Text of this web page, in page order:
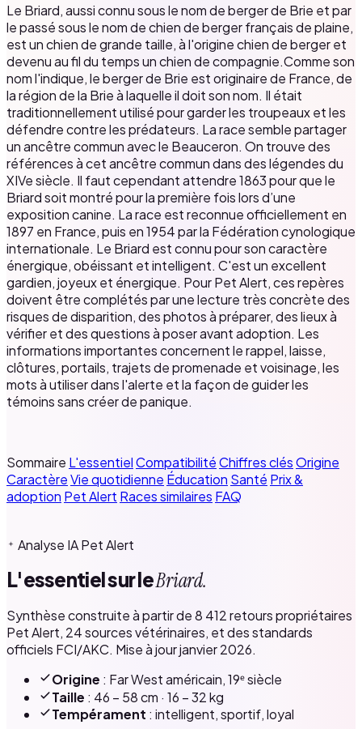
Le Briard, aussi connu sous le nom de berger de Brie et par
le passé sous le nom de chien de berger français de plaine,
est un chien de grande taille, à l'origine chien de berger et
devenu au fil du temps un chien de compagnie.Comme son
nom l'indique, le berger de Brie est originaire de France, de
la région de la Brie à laquelle il doit son nom. Il était
traditionnellement utilisé pour garder les troupeaux et les
défendre contre les prédateurs. La race semble partager
un ancêtre commun avec le Beauceron. On trouve des
références à cet ancêtre commun dans des légendes du
XIVe siècle. Il faut cependant attendre 1863 pour que le
Briard soit montré pour la première fois lors d’une
exposition canine. La race est reconnue officiellement en
1897 en France, puis en 1954 par la Fédération cynologique
internationale. Le Briard est connu pour son caractère
énergique, obéissant et intelligent. C'est un excellent
gardien, joyeux et énergique. Pour Pet Alert, ces repères
doivent être complétés par une lecture très concrète des
risques de disparition, des photos à préparer, des lieux à
vérifier et des questions à poser avant adoption. Les
informations importantes concernent le rappel, laisse,
clôtures, portails, trajets de promenade et voisinage, les
mots à utiliser dans l'alerte et la façon de guider les
témoins sans créer de panique.
Sommaire L'essentielCompatibilitéChiffres clésOrigine
CaractèreVie quotidienne Éducation Santé Prix &
adoption Pet Alert Races similaires FAQ
Analyse IA Pet Alert
L'essentiel sur leBriard.
Synthèse construite à partir de 8 412 retours propriétaires
Pet Alert, 24 sources vétérinaires, et des standards
officiels FCI/AKC. Mise à jour janvier 2026.
Origine : Far West américain, 19ᵉ siècle
Taille : 46 – 58 cm · 16 – 32 kg
Tempérament : intelligent, sportif, loyal